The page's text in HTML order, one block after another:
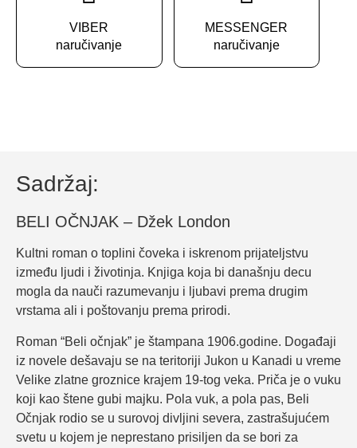
VIBER
naručivanje
MESSENGER
naručivanje
Sadržaj:
BELI OČNJAK – Džek London
Kultni roman o toplini čoveka i iskrenom prijateljstvu
između ljudi i životinja. Knjiga koja bi današnju decu
mogla da nauči razumevanju i ljubavi prema drugim
vrstama ali i poštovanju prema prirodi.
Roman “Beli očnjak” je štampana 1906.godine. Događaji
iz novele dešavaju se na teritoriji Jukon u Kanadi u vreme
Velike zlatne groznice krajem 19-tog veka. Priča je o vuku
koji kao štene gubi majku. Pola vuk, a pola pas, Beli
Očnjak rodio se u surovoj divljini severa, zastrašujućem
svetu u kojem je neprestano prisiljen da se bori za